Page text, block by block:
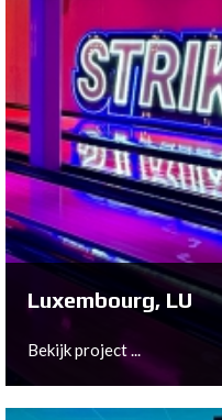
Middelburg, NL
Bekijk project ...
Luxembourg, LU
Bekijk project ...